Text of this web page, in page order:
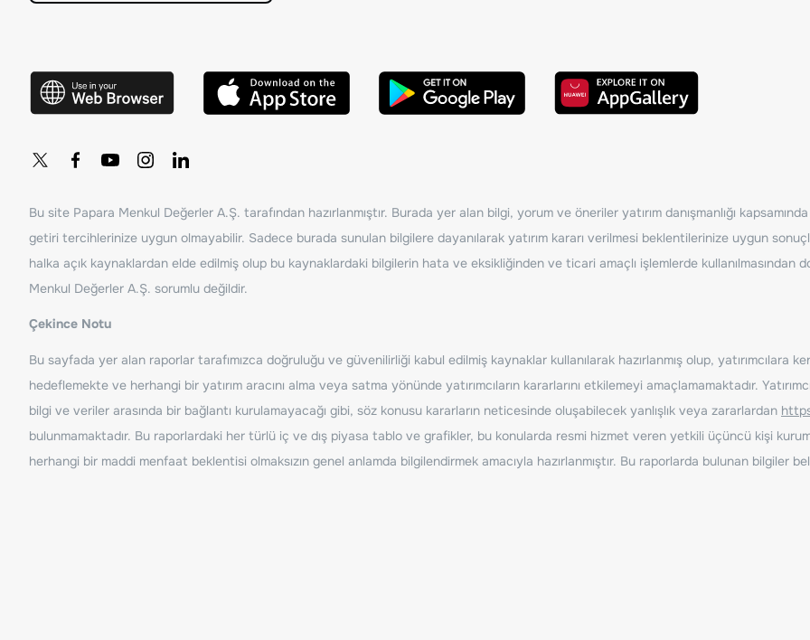
Bu site Papara Menkul Değerler A.Ş. tarafından hazırlanmıştır. Burada yer alan bilgi, yorum ve öneriler yatırım danışmanlığı
getiri tercihlerinize uygun olmayabilir. Sadece burada sunulan bilgilere dayanılarak yatırım kararı verilmesi beklentilerinize uygun
halka açık kaynaklardan elde edilmiş olup bu kaynaklardaki bilgilerin hata ve eksikliğinden ve ticari amaçlı işlemlerde
Menkul Değerler A.Ş. sorumlu değildir.
Çekince Notu
Bu sayfada yer alan raporlar tarafımızca doğruluğu ve güvenilirliği kabul edilmiş kaynaklar kullanılarak hazırlanmış olup, yatırımcılara
hedeflemekte ve herhangi bir yatırım aracını alma veya satma yönünde yatırımcıların kararlarını etkilemeyi amaçlamamaktadır.
bilgi ve veriler arasında bir bağlantı kurulamayacağı gibi, söz konusu kararların neticesinde oluşabilecek yanlışlık veya zararlardan
bulunmamaktadır. Bu raporlardaki her türlü iç ve dış piyasa tablo ve grafikler, bu konularda resmi hizmet veren yetkili üçüncü kişi
herhangi bir maddi menfaat beklentisi olmaksızın genel anlamda bilgilendirmek amacıyla hazırlanmıştır. Bu raporlarda bulunan bilgiler